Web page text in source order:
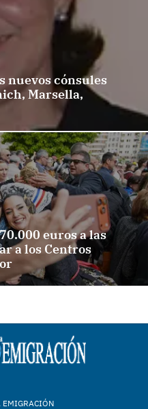
nuevos cónsules
Marsella,
euros a las
a los Centros
EMIGRACIÓN